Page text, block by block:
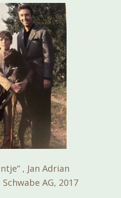
, Jan Adrian
AG, 2017